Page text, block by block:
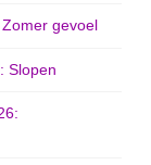
gevoel
Slopen